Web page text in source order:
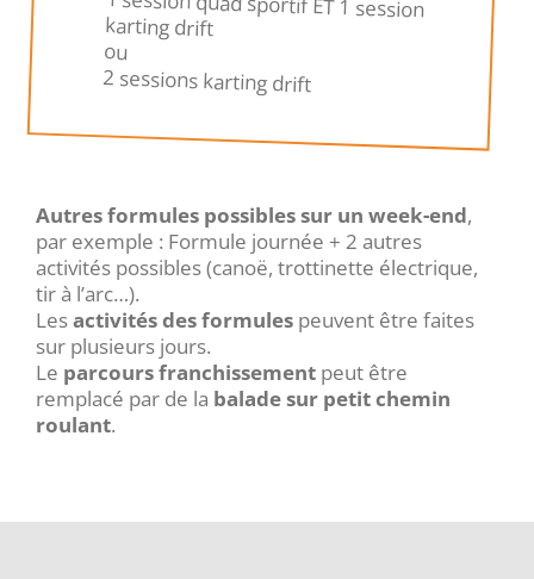
karting drift
ou
2 sessions karting drift
Autres formules possibles sur un week-end,
par exemple : Formule journée + 2 autres
activités possibles (canoë, trottinette électrique,
tir à l’arc…).
Lesactivités des formulespeuvent être faites
sur plusieurs jours.
Le parcours franchissementpeut être
remplacé par de la balade sur petit chemin
roulant.